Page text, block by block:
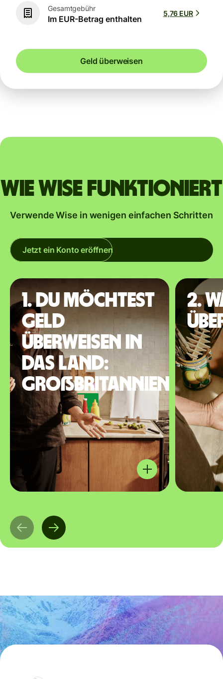
Gesamtgebühr
Im EUR-Betrag enthalten
5,76 EUR
Geld überweisen
Wie Wise funktioniert
Verwende Wise in wenigen einfachen Schritten
Jetzt ein Konto eröffnen
1. Du möchtest
Geld
überweisen in
das Land:
Großbritannien
2.